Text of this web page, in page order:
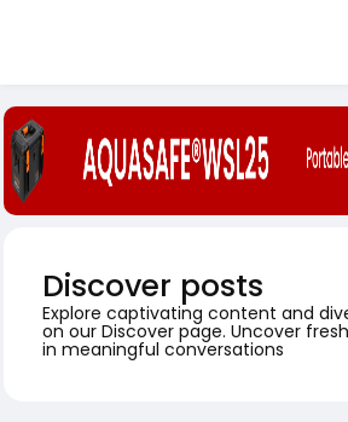
Discover posts
Explore captivating content and
on our Discover page. Uncover
in meaningful conversations